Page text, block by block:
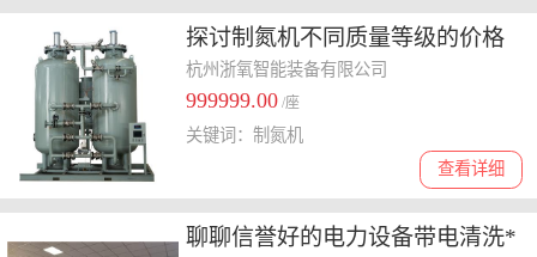
探讨制氮机不同质量等级的价格
差异，揭秘制氮机售后服务内容
杭州浙氧智能装备有限公司
999999.00 /座
查看详细
关键词：制氮机
聊聊信誉好的电力设备带电清洗*